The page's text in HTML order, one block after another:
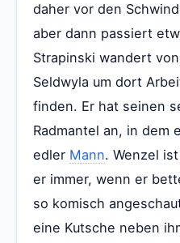
daher vor den
aber dann passiert
Strapinski wandert
Seldwyla um dort
finden. Er hat seinen
Radmantel an, in dem
edler Mann. Wenzel
er immer, wenn er
so komisch
eine Kutsche neben